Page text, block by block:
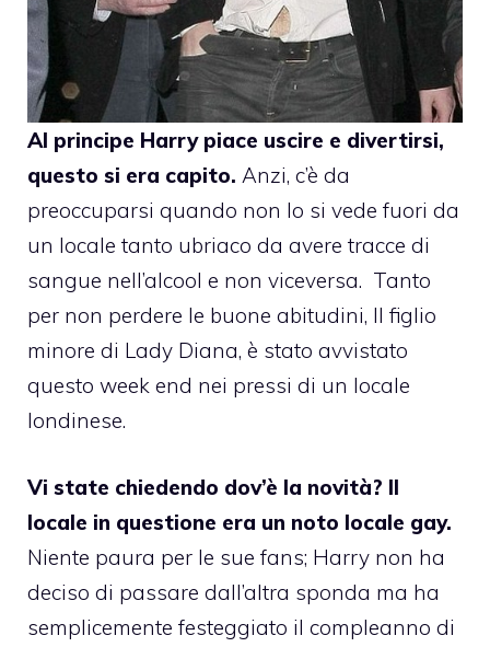
Al principe Harry piace uscire e divertirsi,
questo si era capito. Anzi, c’è da
preoccuparsi quando non lo si vede fuori da
un locale tanto ubriaco da avere tracce di
sangue nell’alcool e non viceversa. Tanto
per non perdere le buone abitudini, Il figlio
minore di Lady Diana, è stato avvistato
questo week end nei pressi di un locale
londinese.
Vi state chiedendo dov’è la novità? Il
locale in questione era un noto locale gay.
Niente paura per le sue fans; Harry non ha
deciso di passare dall’altra sponda ma ha
semplicemente festeggiato il compleanno di